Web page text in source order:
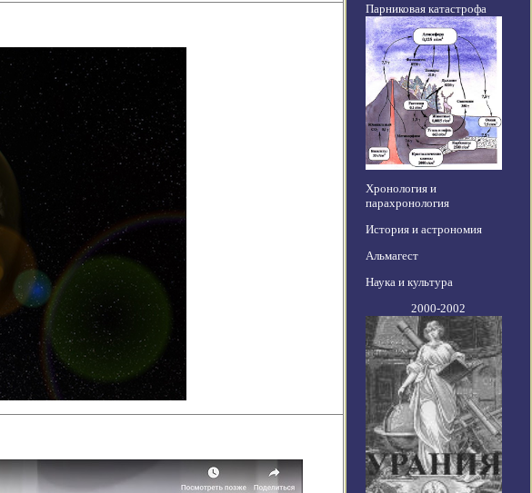
Парниковая катастрофа
Хронология и
парахронология
История и астрономия
Альмагест
Наука и культура
2000-2002